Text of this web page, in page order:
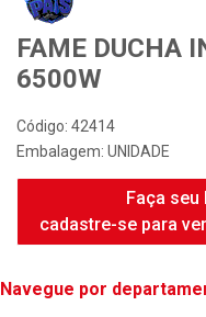
FAME DUCHA
6500W
Código: 42414
Embalagem: UNIDADE
Faça
cadastre-se para
Navegue por